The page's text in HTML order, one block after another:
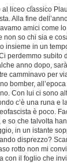
al liceo classico
Alla fine
amici come
non so chi sia e
insieme in un
perdemmo subito
anno dopo,
camminavo per
bomber,
Con lui ci sono
c’è una runa e
è poco.
so che talvolta
in un istante
disprezzo?
rotto non mi
con il foglio che